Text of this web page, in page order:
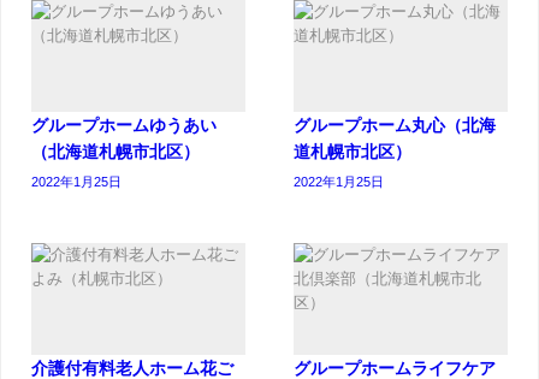
グループホームゆうあい
（北海道札幌市北区）
2022年1月25日
グループホーム丸心（北海
道札幌市北区）
2022年1月25日
介護付有料老人ホーム花ご
グループホームライフケア